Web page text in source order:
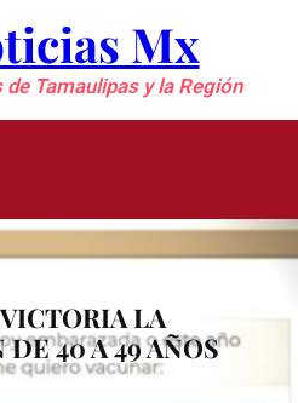
Mx
Tamaulipas y la Región
LA
DE 40 A 49 AÑOS